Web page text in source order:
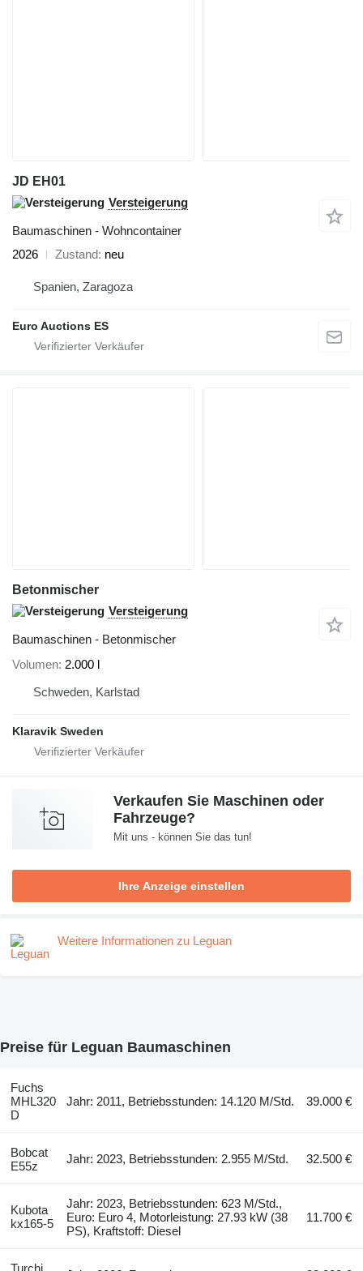
JD EH01
Versteigerung
Baumaschinen - Wohncontainer
2026
Zustand neu
Spanien, Zaragoza
Euro Auctions ES
Betonmischer
Versteigerung
Baumaschinen - Betonmischer
Volumen 2.000 l
Schweden, Karlstad
Klaravik Sweden
Verkaufen Sie Maschinen oder
Fahrzeuge?
Mit uns - können Sie das tun!
Ihre Anzeige einstellen
Weitere Informationen zu Leguan
Preise für Leguan Baumaschinen
Fuchs
MHL320
D
Jahr: 2011, Betriebsstunden: 14.120 M/Std. 39.000 €
Bobcat
E55z
Jahr: 2023, Betriebsstunden: 2.955 M/Std. 32.500 €
Kubota
kx165-5
Jahr: 2023, Betriebsstunden: 623 M/Std.,
Euro: Euro 4, Motorleistung: 27.93 kW (38
PS), Kraftstoff: Diesel
11.700 €